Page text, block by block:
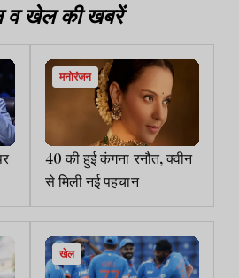
व खेल की खबरें
मनोरंजन
40 की हुई कंगना रनौत, क्वीन
से मिली नई पहचान
खेल